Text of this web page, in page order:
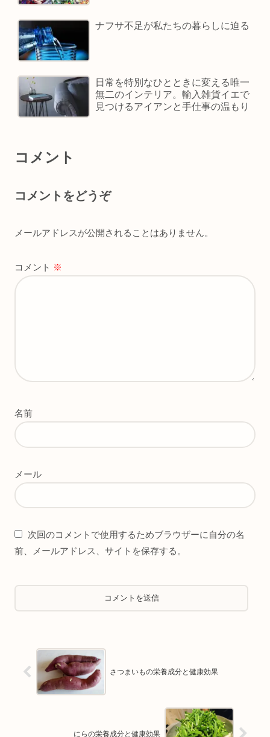
ナフサ不足が私たちの暮らしに迫る
日常を特別なひとときに変える唯一
無二のインテリア。輸入雑貨イエで
見つけるアイアンと手仕事の温もり
コメント
コメントをどうぞ
メールアドレスが公開されることはありません。
コメント ※
名前
メール
次回のコメントで使用するためブラウザーに自分の名
前、メールアドレス、サイトを保存する。
さつまいもの栄養成分と健康効果
にらの栄養成分と健康効果